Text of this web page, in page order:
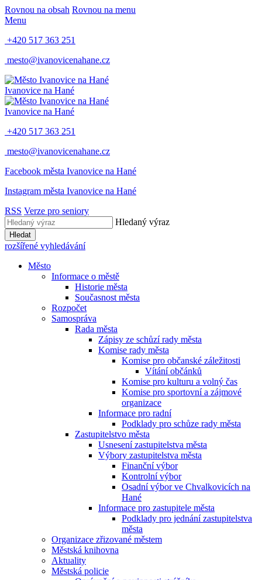
Rovnou na obsah Rovnou na menu
Menu
+420 517 363 251
mesto@ivanovicenahane.cz
Ivanovice na Hané
Ivanovice na Hané
+420 517 363 251
mesto@ivanovicenahane.cz
Facebook města Ivanovice na Hané
Instagram města Ivanovice na Hané
RSS Verze pro seniory
Hledaný výraz
Hledat
rozšířené vyhledávání
Město
Informace o městě
Historie města
Současnost města
Rozpočet
Samospráva
Rada města
Zápisy ze schůzí rady města
Komise rady města
Komise pro občanské záležitosti
Vítání občánků
Komise pro kulturu a volný čas
Komise pro sportovní a zájmové
organizace
Informace pro radní
Podklady pro schůze rady města
Zastupitelstvo města
Usnesení zastupitelstva města
Výbory zastupitelstva města
Finanční výbor
Kontrolní výbor
Osadní výbor ve Chvalkovicích na
Hané
Informace pro zastupitele města
Podklady pro jednání zastupitelstva
města
Organizace zřizované městem
Městská knihovna
Aktuality
Městská policie